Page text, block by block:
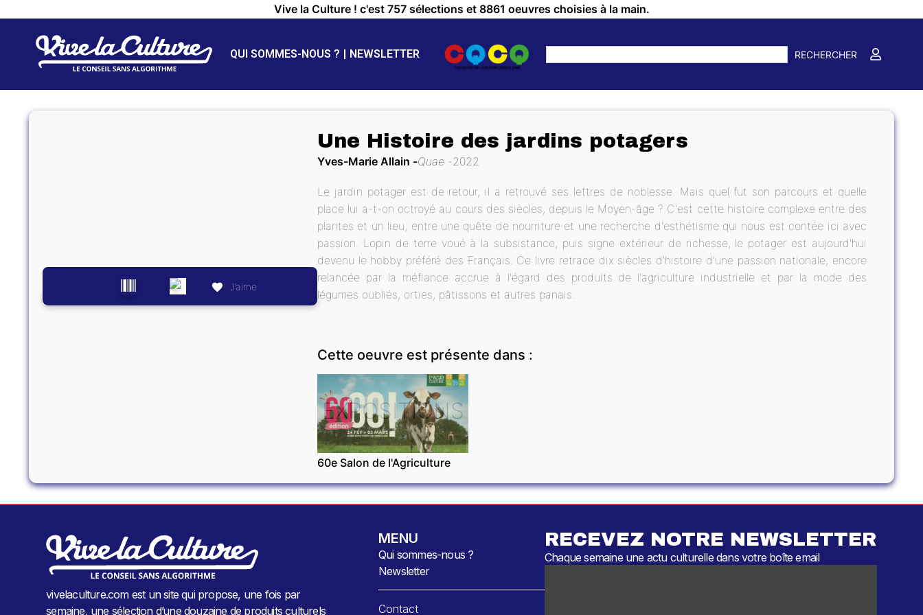
Vive la Culture ! c'est 757 sélections et 8861 oeuvres choisies à la main.
QUI SOMMES-NOUS ? NEWSLETTER RECHERCHER
J’aime
Une Histoire des jardins potagers
Yves-Marie Allain Quae 2022
Le jardin potager est de retour, il a retrouvé ses lettres de noblesse. Mais quel fut son parcours et quelle
place lui a-t-on octroyé au cours des siècles, depuis le Moyen-âge ? C'est cette histoire complexe entre des
plantes et un lieu, entre une quête de nourriture et une recherche d'esthé­tisme qui nous est contée ici avec
passion. Lopin de terre voué à la subsistance, puis signe extérieur de richesse, le potager est aujourd'hui
devenu le hobby préféré des Français. Ce livre retrace dix siècles d'histoire d'une passion nationale, encore
relancée par la méfiance accrue à l'égard des produits de l'agriculture industrielle et par la mode des
légumes oubliés, orties, pâtissons et autres panais.
Cette oeuvre est présente dans :
EXPOSITIONS
60e Salon de l'Agriculture
vivelaculture.com est un site qui propose, une fois par
semaine, une sélection d’une douzaine de produits culturels
MENU
Qui sommes-nous ?
Newsletter
Contact
RECEVEZ NOTRE NEWSLETTER
Chaque semaine une actu culturelle dans votre boîte email